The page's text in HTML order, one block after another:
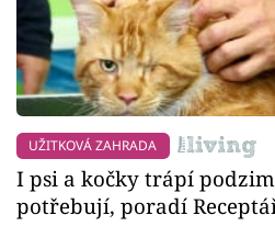
UŽITKOVÁ ZAHRADA
I psi a kočky trápí
potřebují, poradí